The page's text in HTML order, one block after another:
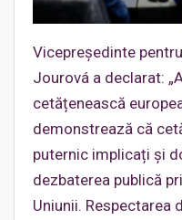
Vicepreședinte
Jourová a declarat:
cetățenească
demonstrează că
puternic implicați și
dezbaterea publică
Uniunii. Respectarea